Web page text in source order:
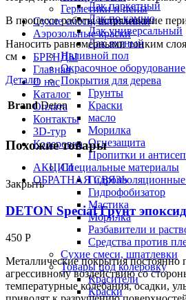
Лак паркетный
Лак по камню
Лак универсальный
Лак яхтный
Наливной пол
Окрасочное оборудование
Покрытия для дерева
Грунты
Краски
масло
Морилка
Огнезащита
Пропитки и
Специальные материалы
Гидрофобизатор
Мастика
Морилка
Разбавители и
Средства против
Сухие смеси, шпатлевки
Товары под колеровку
Красители
Краски
Герметики и пены
Сухие смеси, шпатлевки
Аэрозольные краски
БРЕНДЫ
Главная
О нас
Каталог
Оплата
Контакты
3D-тур
Колеровка
АКЦИИ
ОБРАТНАЯ СВЯЗЬ
В процессе работы встряхивание
Наносить равномерными тонким
см
Детали
Brand Deton
Похожие товары
Закрыть
DETON Special Грунт
450 Р
Металлические покрытия постоянно
агрессивному воздействию со
температурные колебания, осадки,